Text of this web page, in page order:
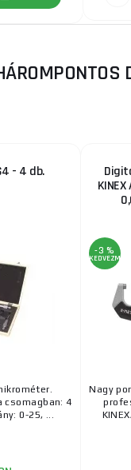
- 4 db.
csomagban: 4
0-25, ...
-3 %
KEDVEZMÉNY
Nagy